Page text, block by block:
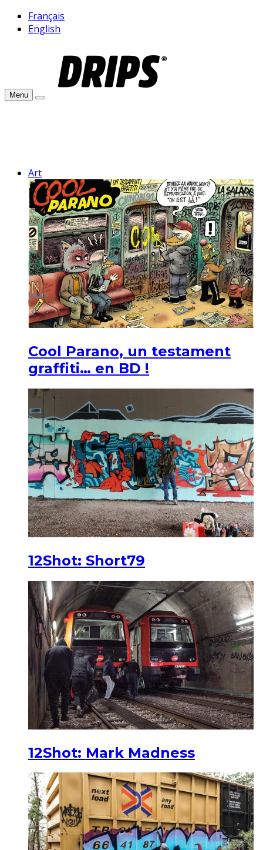
Français
English
Menu
Art
Cool Parano, un testament
graffiti… en BD !
12Shot: Short79
12Shot: Mark Madness